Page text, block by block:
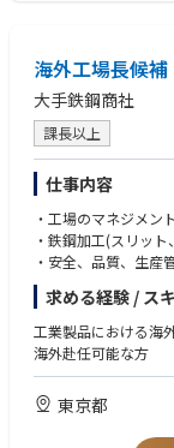
す手触り感、チーム
越えていく達成感や
的に事業を推進して
海外工場長候補
大手鉄鋼商社
課長以上
仕事内容
・工場のマネジメン
・鉄鋼加工(スリッ
・安全、品質、生産
求める経験 / ス
工業製品における海
海外赴任可能な方
東京都